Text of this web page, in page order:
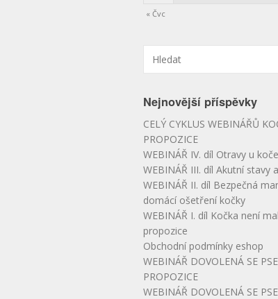
« Čvc
Nejnovější příspěvky
CELÝ CYKLUS WEBINÁŘŮ
PROPOZICE
WEBINÁŘ IV. díl Otravy u
WEBINÁŘ III. díl Akutní stavy
WEBINÁŘ II. díl Bezpečná
domácí ošetření kočky
WEBINÁŘ I. díl Kočka není
propozice
Obchodní podmínky eshop
WEBINÁŘ DOVOLENÁ SE
PROPOZICE
WEBINÁŘ DOVOLENÁ SE